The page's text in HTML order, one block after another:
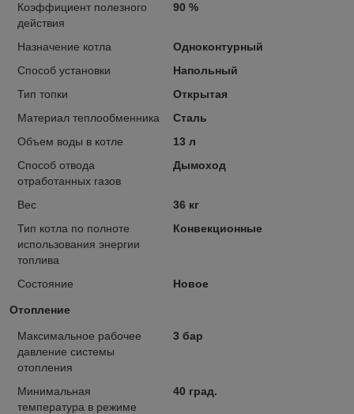
Коэффициент полезного
действия
90 %
Назначение котла
Одноконтурный
Способ установки
Напольный
Тип топки
Открытая
Материал теплообменника
Сталь
Объем воды в котле
13 л
Способ отвода
отработанных газов
Дымоход
Вес
36 кг
Тип котла по полноте
использования энергии
топлива
Конвекционные
Состояние Новое
Отопление
Максимальное рабочее
давление системы
отопления
3 бар
Минимальная
температура в режиме
40 град.